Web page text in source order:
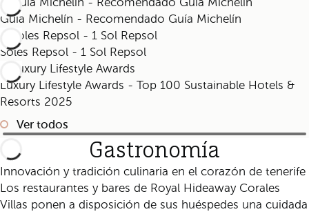
Guía Michelín - Recomendado Guía Michelín
Soles Repsol - 1 Sol Repsol
Luxury Lifestyle Awards - Top 100 Sustainable Hotels &
Resorts 2025
Ver todos
Gastronomía
Innovación y tradición culinaria en el corazón de tenerife
Los restaurantes y bares de Royal Hideaway Corales
Villas ponen a disposición de sus huéspedes una cuidada